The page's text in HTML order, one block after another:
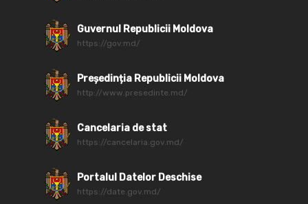
Guvernul Republicii Moldova
https://gov.md/
Președinția Republicii Moldova
http://www.presedinte.md/
Cancelaria de stat
https://cancelaria.gov.md/
Portalul Datelor Deschise
https://date.gov.md/